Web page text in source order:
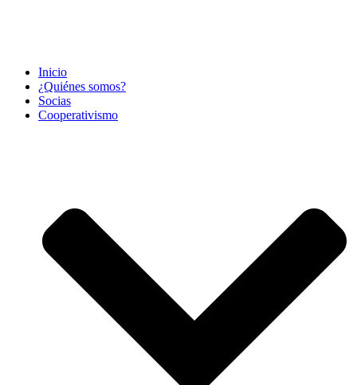
Inicio
¿Quiénes somos?
Socias
Cooperativismo